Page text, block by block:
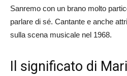
Sanremo con un brano molto
parlare di sé. Cantante e anche
sulla scena musicale nel 1968.
Il significato di